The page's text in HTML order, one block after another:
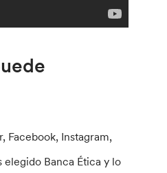
Facebook, Instagram,
Banca Ética y lo